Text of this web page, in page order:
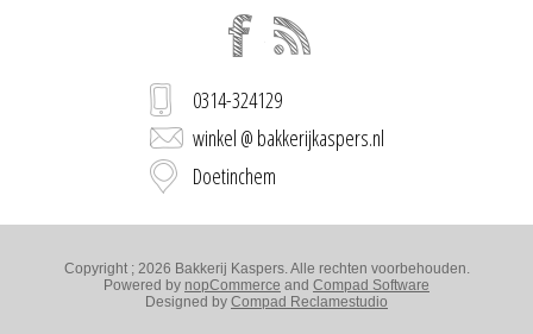
0314-324129
winkel @ bakkerijkaspers.nl
Doetinchem
Copyright ; 2026 Bakkerij Kaspers. Alle rechten voorbehouden.
Powered by nopCommerce and Compad Software
Designed by Compad Reclamestudio